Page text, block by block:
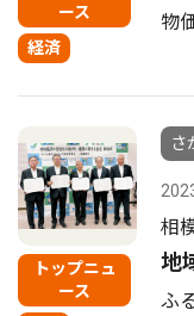
ース
経済
物
トップニュ
ース
さ
相
地
ふ